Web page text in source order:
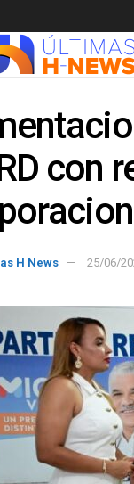
con
H News 25/06/